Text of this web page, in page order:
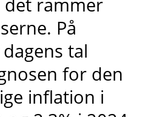
På
tal
for den
inflation i